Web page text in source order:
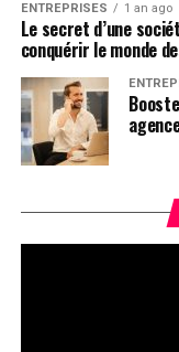
ENTREPRISES 1 an ago
Le secret d’une
conquérir le monde